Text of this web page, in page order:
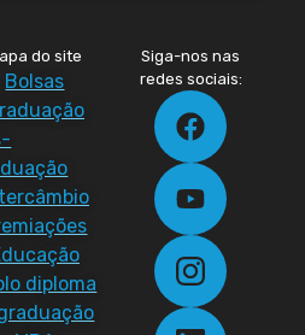
do site
Bolsas
diploma
Siga-nos nas
redes sociais: